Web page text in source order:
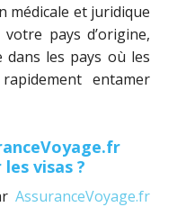
médicale et juridique
pays d’origine,
les pays où les
entamer
visas ?
AssuranceVoyage.fr